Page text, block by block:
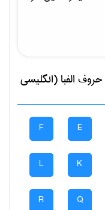
الفبا (انگلیسی
E
F
K
L
Q
R